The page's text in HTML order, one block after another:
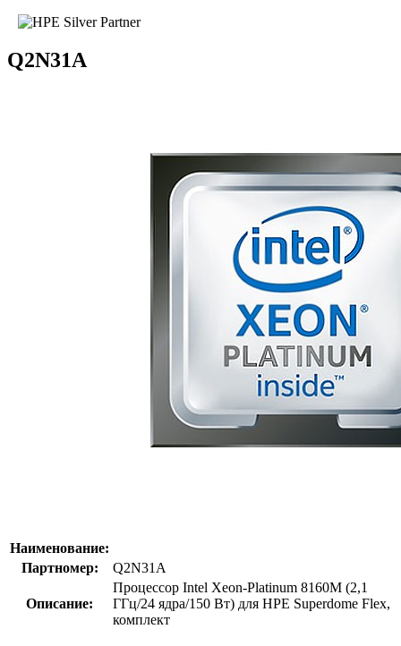
Q2N31A
Наименование:
Партномер:
Q2N31A
Описание:
Процессор Intel Xeon-Platinum 8160M (2,1
ГГц/24 ядра/150 Вт) для HPE Superdome Flex,
комплект